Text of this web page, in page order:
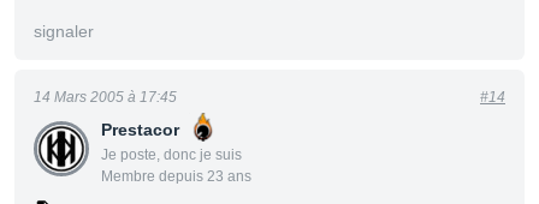
signaler
Prestacor
Je poste, donc je suis
Membre depuis 23 ans
14 Mars 2005 à 17:45 #14